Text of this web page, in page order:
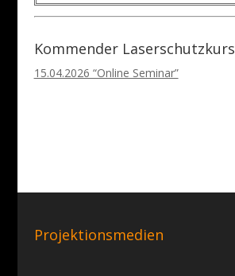
Kommender Laserschutzkurs
15.04.2026 “Online Seminar”
Projektionsmedien